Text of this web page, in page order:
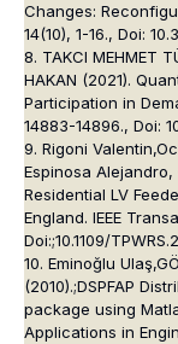
Changes:
14(10), 1-16., Doi:
8. TAKCI MEHMET
HAKAN (2021).
Participation in
14883-14896., Doi:
9. Rigoni
Espinosa Alejandro,
Residential LV
England. IEEE
Doi:;10.1109/
10. Eminoğlu
(2010).;DSPFAP
package using
Applications in